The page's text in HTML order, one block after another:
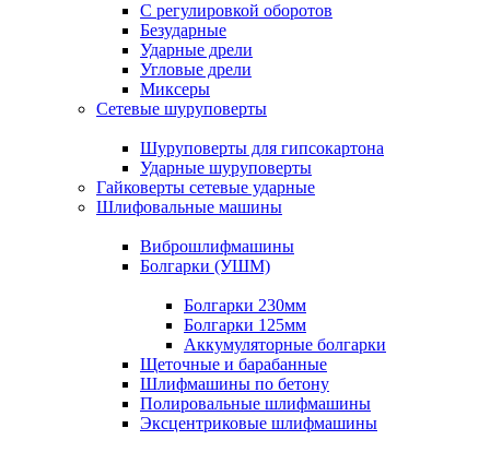
С регулировкой оборотов
Безударные
Ударные дрели
Угловые дрели
Миксеры
Сетевые шуруповерты
Шуруповерты для гипсокартона
Ударные шуруповерты
Гайковерты сетевые ударные
Шлифовальные машины
Виброшлифмашины
Болгарки (УШМ)
Болгарки 230мм
Болгарки 125мм
Аккумуляторные болгарки
Щеточные и барабанные
Шлифмашины по бетону
Полировальные шлифмашины
Эксцентриковые шлифмашины